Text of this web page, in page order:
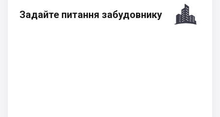
Задайте питання забудовнику